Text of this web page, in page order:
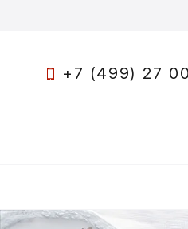
+7 (499) 27